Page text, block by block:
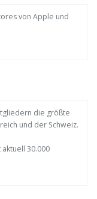
von Apple und
die größte
und der Schweiz.
30.000